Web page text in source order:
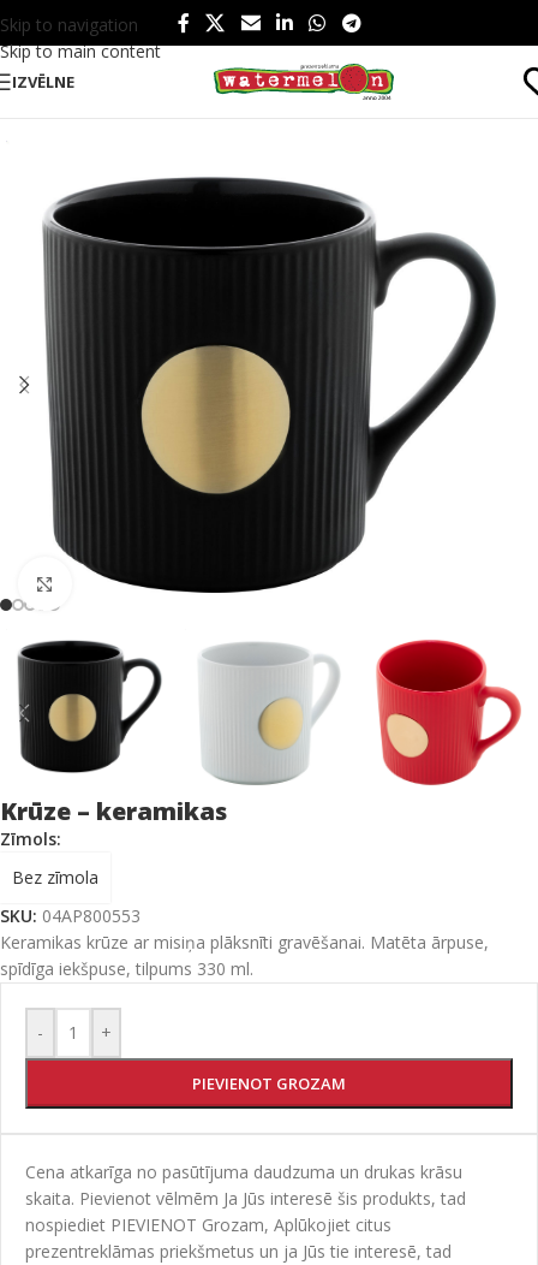
Skip to navigation
Skip to main content
IZVĒLNE
Sākums/ Ēšanai un dzeršanai/ Dzērieniem
Click to enlarge
Krūze – keramikas
Zīmols:
Bez zīmola
SKU: 04AP800553
Keramikas krūze ar misiņa plāksnīti gravēšanai. Matēta ārpuse,
spīdīga iekšpuse, tilpums 330 ml.
- +
PIEVIENOT GROZAM
Cena atkarīga no pasūtījuma daudzuma un drukas krāsu
skaita. Pievienot vēlmēm Ja Jūs interesē šis produkts, tad
nospiediet PIEVIENOT Grozam, Aplūkojiet citus
prezentreklāmas priekšmetus un ja Jūs tie interesē, tad